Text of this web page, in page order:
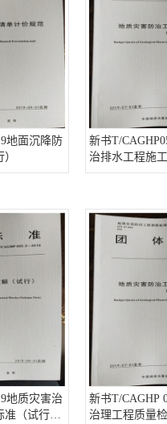
地面沉降防
新书T/
治排水工程施
地质灾害治
准（试行）
新书T/CAGHP
治理工程质量